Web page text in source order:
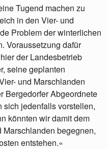
Tugend machen zu
in den Vier- und
Problem der winterlichen
Voraussetzung dafür
der Landesbetrieb
seine geplanten
und Marschlanden
Bergedorfer Abgeordnete
sich jedenfalls vorstellen,
könnten wir damit dem
begegnen,
entstehen.«